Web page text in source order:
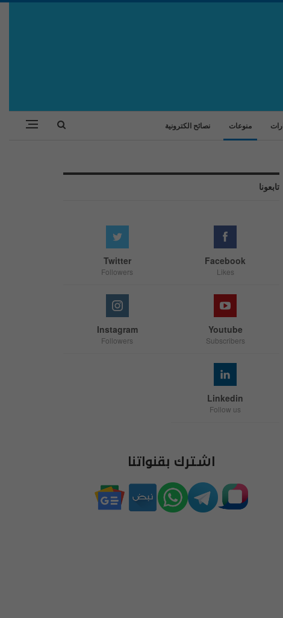
منوعات نصائح الكترونية
تابعونا
Facebook
Likes
Twitter
Followers
Youtube
Subscribers
Instagram
Followers
Linkedin
Follow us
اشترك بقنواتنا